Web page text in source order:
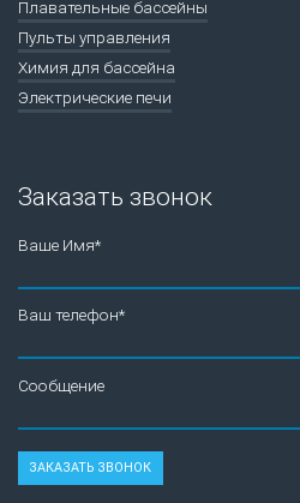
Плавательные бассейны
Пульты управления
Химия для бассейна
Электрические печи
Заказать звонок
Ваше Имя*
Ваш телефон*
Сообщение